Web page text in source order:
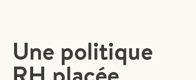
Une politique